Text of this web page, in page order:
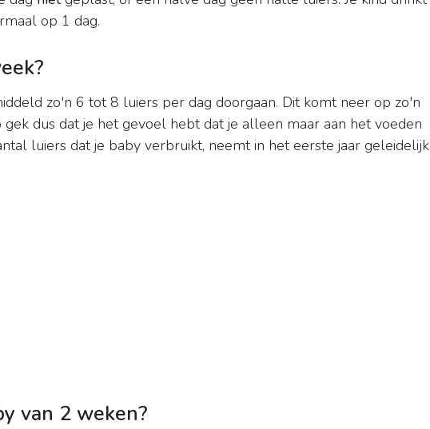
op 1 dag.
zo'n 6 tot 8 luiers per dag doorgaan. Dit komt neer op zo'n
gek dus dat je het gevoel hebt dat je alleen maar aan het voeden
luiers dat je baby verbruikt, neemt in het eerste jaar geleidelijk
van 2 weken?